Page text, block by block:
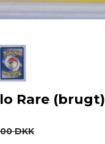
Rare (brugt)
DKK